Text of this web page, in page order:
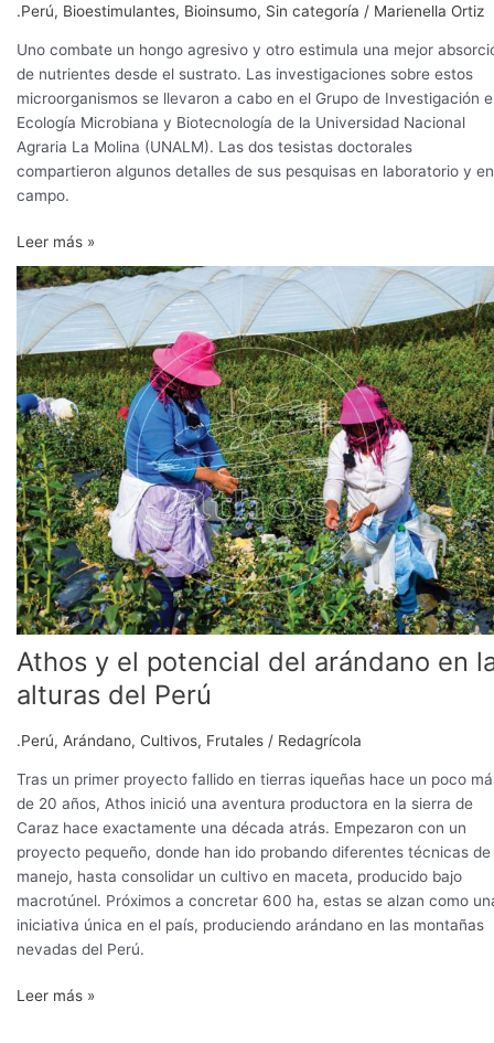
.Perú, Bioestimulantes, Bioinsumo, Sin categoría / Marienella Ortiz
Uno combate un hongo agresivo y otro estimula una mejor
de nutrientes desde el sustrato. Las investigaciones sobre estos
microorganismos se llevaron a cabo en el Grupo de Investigación
Ecología Microbiana y Biotecnología de la Universidad Nacional
Agraria La Molina (UNALM). Las dos tesistas doctorales
compartieron algunos detalles de sus pesquisas en laboratorio y en
campo.
Leer más »
Athos y el potencial del arándano en
alturas del Perú
.Perú, Arándano, Cultivos, Frutales / Redagrícola
Tras un primer proyecto fallido en tierras iqueñas hace un poco
de 20 años, Athos inició una aventura productora en la sierra de
Caraz hace exactamente una década atrás. Empezaron con un
proyecto pequeño, donde han ido probando diferentes técnicas de
manejo, hasta consolidar un cultivo en maceta, producido bajo
macrotúnel. Próximos a concretar 600 ha, estas se alzan como
iniciativa única en el país, produciendo arándano en las montañas
nevadas del Perú.
Athos
y
potencial
del
arándano
en
las
alturas
del
Perú
Leer más »